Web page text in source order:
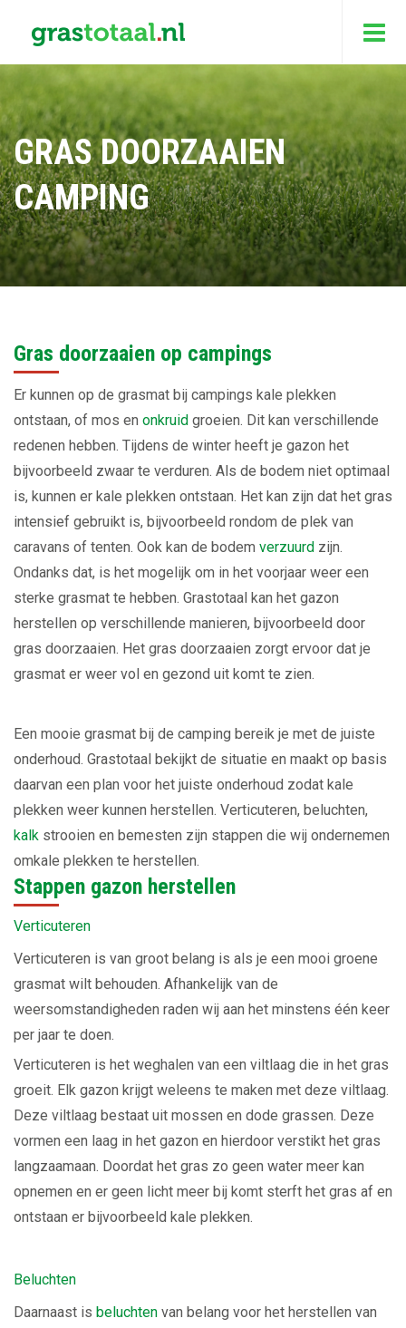
GRAS DOORZAAIEN
CAMPING
Gras doorzaaien op campings
Er kunnen op de grasmat bij campings kale plekken
ontstaan, of mos en onkruid groeien. Dit kan verschillende
redenen hebben. Tijdens de winter heeft je gazon het
bijvoorbeeld zwaar te verduren. Als de bodem niet optimaal
is, kunnen er kale plekken ontstaan. Het kan zijn dat het gras
intensief gebruikt is, bijvoorbeeld rondom de plek van
caravans of tenten. Ook kan de bodem verzuurd zijn.
Ondanks dat, is het mogelijk om in het voorjaar weer een
sterke grasmat te hebben. Grastotaal kan het gazon
herstellen op verschillende manieren, bijvoorbeeld door
gras doorzaaien. Het gras doorzaaien zorgt ervoor dat je
grasmat er weer vol en gezond uit komt te zien.
Een mooie grasmat bij de camping bereik je met de juiste
onderhoud. Grastotaal bekijkt de situatie en maakt op basis
daarvan een plan voor het juiste onderhoud zodat kale
plekken weer kunnen herstellen. Verticuteren, beluchten,
kalk strooien en bemesten zijn stappen die wij ondernemen
omkale plekken te herstellen.
Stappen gazon herstellen
Verticuteren
Verticuteren is van groot belang is als je een mooi groene
grasmat wilt behouden. Afhankelijk van de
weersomstandigheden raden wij aan het minstens één keer
per jaar te doen.
Verticuteren is het weghalen van een viltlaag die in het gras
groeit. Elk gazon krijgt weleens te maken met deze viltlaag.
Deze viltlaag bestaat uit mossen en dode grassen. Deze
vormen een laag in het gazon en hierdoor verstikt het gras
langzaamaan. Doordat het gras zo geen water meer kan
opnemen en er geen licht meer bij komt sterft het gras af en
ontstaan er bijvoorbeeld kale plekken.
Beluchten
Daarnaast is beluchten van belang voor het herstellen van